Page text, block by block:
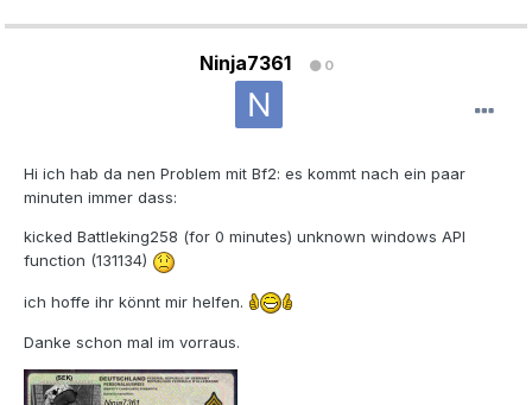
Ninja7361 0
Hi ich hab da nen Problem mit Bf2: es kommt nach ein paar
minuten immer dass:
kicked Battleking258 (for 0 minutes) unknown windows API
function (131134)
ich hoffe ihr könnt mir helfen.
Danke schon mal im vorraus.